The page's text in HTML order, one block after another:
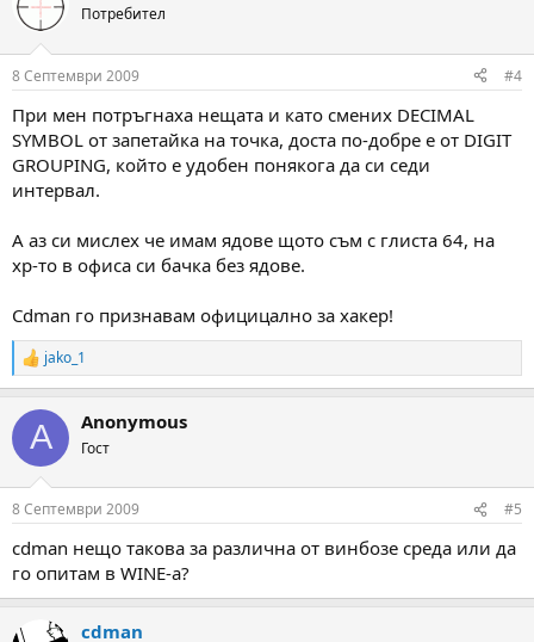
Потребител
8 Септември 2009 #4
При мен потръгнаха нещата и като смених DECIMAL
SYMBOL от запетайка на точка, доста по-добре е от DIGIT
GROUPING, който е удобен понякога да си седи
интервал.
А аз си мислех че имам ядове щото съм с глиста 64, на
xp-то в офиса си бачка без ядове.
Cdman го признавам официцално за хакер!
R
e
c
i
s
jako_1
A Anonymous
Гост
8 Септември 2009 #5
cdman нещо такова за различна от винбозе среда или да
го опитам в WINE-a?
cdman